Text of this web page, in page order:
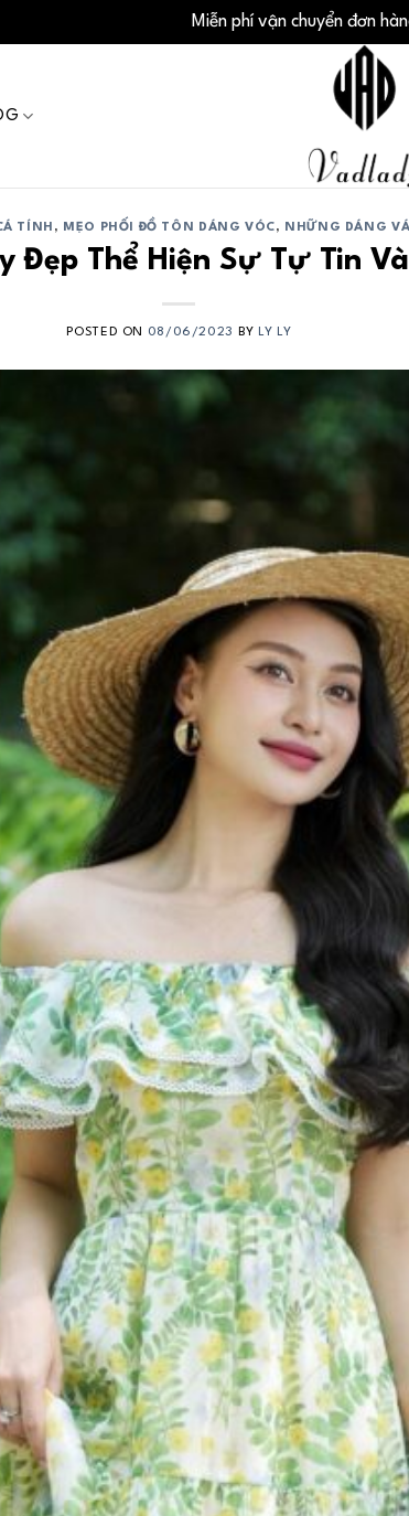
Miễn phí vận chuyển đơn
TÍNH , MẸO PHỐI ĐỒ TÔN DÁNG VÓC, NHỮNG DÁNG
Đẹp Thể Hiện Sự Tự Tin
POSTED ON 08/06/2023 BY LY LY